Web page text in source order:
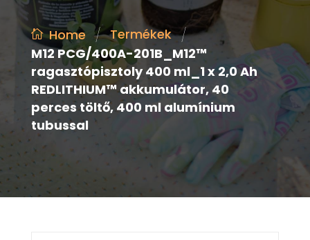
Home / Termékek /
M12 PCG/400A-201B_M12™
ragasztópisztoly 400 ml_1 x 2,0 Ah
REDLITHIUM™ akkumulátor, 40
perces töltő, 400 ml alumínium
tubussal